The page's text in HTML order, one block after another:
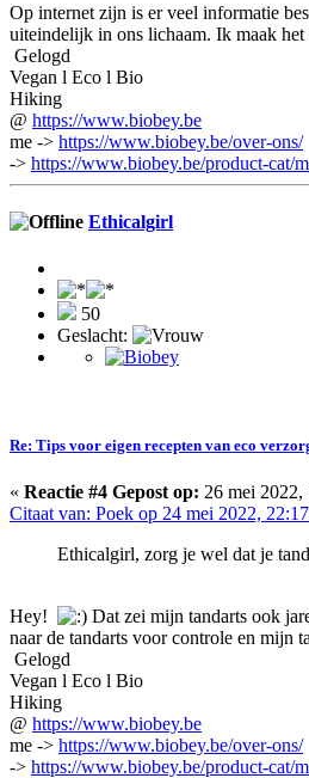
Op internet zijn is er veel informatie
uiteindelijk in ons lichaam. Ik maak
Gelogd
Vegan l Eco l Bio
Hiking
@ https://www.biobey.be
me -> https://www.biobey.be/over-ons/
-> https://www.biobey.be/product-cat/
Ethicalgirl
50
Geslacht:
Re: Tips voor eigen recepten van eco
« Reactie #4 Gepost op: 26 mei 2022,
Citaat van: Poek op 24 mei 2022,
Ethicalgirl, zorg je wel dat je
Hey!
Dat zei mijn tandarts ook
naar de tandarts voor controle en mijn
Gelogd
Vegan l Eco l Bio
Hiking
@ https://www.biobey.be
me -> https://www.biobey.be/over-ons/
-> https://www.biobey.be/product-cat/